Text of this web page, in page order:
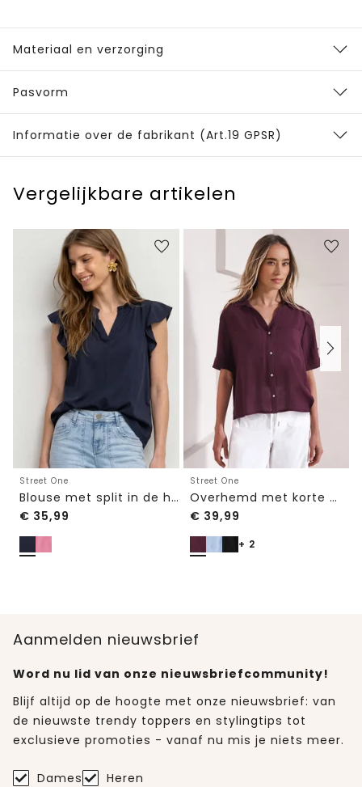
Materiaal en verzorging
Pasvorm
Informatie over de fabrikant (Art.19 GPSR)
Vergelijkbare artikelen
Street One
Blouse met split in de hals en volantmouwen
€ 35,99
Street One
Overhemd met korte mouwen en omgeslagen manchetten
€ 39,99
+ 2
Aanmelden nieuwsbrief
Word nu lid van onze nieuwsbriefcommunity!
Blijf altijd op de hoogte met onze nieuwsbrief: van
de nieuwste trendy toppers en stylingtips tot
exclusieve promoties - vanaf nu mis je niets meer.
Dames Heren